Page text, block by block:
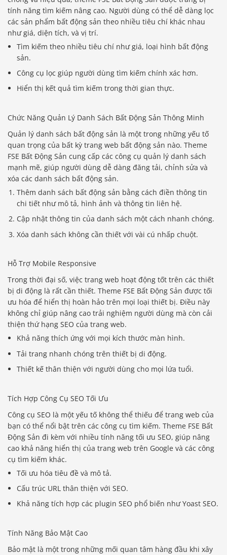
tính năng tìm kiếm nâng cao. Người dùng có thể dễ dàng lọc
các sản phẩm bất động sản theo nhiều tiêu chí khác nhau
như giá, diện tích, và vị trí.
Tìm kiếm theo nhiều tiêu chí như giá, loại hình bất động
sản.
Công cụ lọc giúp người dùng tìm kiếm chính xác hơn.
Hiển thị kết quả tìm kiếm trong thời gian thực.
Chức Năng Quản Lý Danh Sách Bất Động Sản Thông Minh
Quản lý danh sách bất động sản là một trong những yếu tố
quan trọng của bất kỳ trang web bất động sản nào. Theme
FSE Bất Động Sản cung cấp các công cụ quản lý danh sách
mạnh mẽ, giúp người dùng dễ dàng đăng tải, chỉnh sửa và
xóa các danh sách bất động sản.
Thêm danh sách bất động sản bằng cách điền thông tin
chi tiết như mô tả, hình ảnh và thông tin liên hệ.
Cập nhật thông tin của danh sách một cách nhanh chóng.
Xóa danh sách không cần thiết với vài cú nhấp chuột.
Hỗ Trợ Mobile Responsive
Trong thời đại số, việc trang web hoạt động tốt trên các thiết
bị di động là rất cần thiết. Theme FSE Bất Động Sản được tối
ưu hóa để hiển thị hoàn hảo trên mọi loại thiết bị. Điều này
không chỉ giúp nâng cao trải nghiệm người dùng mà còn cải
thiện thứ hạng SEO của trang web.
Khả năng thích ứng với mọi kích thước màn hình.
Tải trang nhanh chóng trên thiết bị di động.
Thiết kế thân thiện với người dùng cho mọi lứa tuổi.
Tích Hợp Công Cụ SEO Tối Ưu
Công cụ SEO là một yếu tố không thể thiếu để trang web của
bạn có thể nổi bật trên các công cụ tìm kiếm. Theme FSE Bất
Động Sản đi kèm với nhiều tính năng tối ưu SEO, giúp nâng
cao khả năng hiển thị của trang web trên Google và các công
cụ tìm kiếm khác.
Tối ưu hóa tiêu đề và mô tả.
Cấu trúc URL thân thiện với SEO.
Khả năng tích hợp các plugin SEO phổ biến như Yoast SEO.
Tính Năng Bảo Mật Cao
Bảo mật là một trong những mối quan tâm hàng đầu khi xây